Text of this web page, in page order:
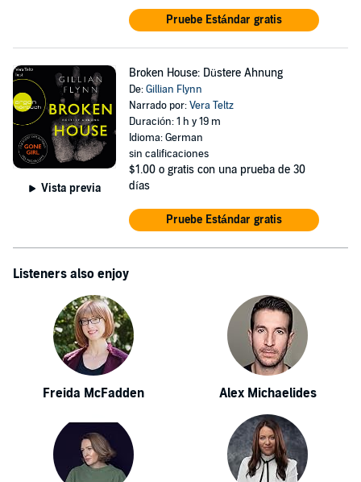
Pruebe Estándar gratis
Vista previa
Broken House: Düstere Ahnung
De:Gillian Flynn
Narrado por:Vera Teltz
Duración: 1 h y 19 m
Idioma: German
sin calificaciones
$1.00 o gratis con una prueba de 30
días
Pruebe Estándar gratis
Listeners also enjoy
Freida McFadden Alex Michaelides